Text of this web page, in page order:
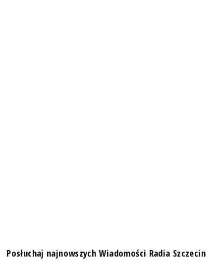
Posłuchaj najnowszych Wiadomości Radia Szczecin